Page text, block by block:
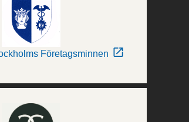
Företagsminnen